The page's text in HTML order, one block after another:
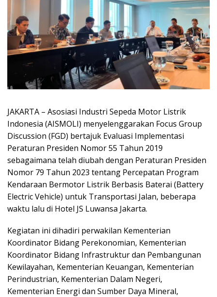
JAKARTA – Asosiasi Industri Sepeda Motor Listrik
Indonesia (AISMOLI) menyelenggarakan Focus Group
Discussion (FGD) bertajuk Evaluasi Implementasi
Peraturan Presiden Nomor 55 Tahun 2019
sebagaimana telah diubah dengan Peraturan Presiden
Nomor 79 Tahun 2023 tentang Percepatan Program
Kendaraan Bermotor Listrik Berbasis Baterai (Battery
Electric Vehicle) untuk Transportasi Jalan, beberapa
waktu lalu di Hotel JS Luwansa Jakarta.
Kegiatan ini dihadiri perwakilan Kementerian
Koordinator Bidang Perekonomian, Kementerian
Koordinator Bidang Infrastruktur dan Pembangunan
Kewilayahan, Kementerian Keuangan, Kementerian
Perindustrian, Kementerian Dalam Negeri,
Kementerian Energi dan Sumber Daya Mineral,